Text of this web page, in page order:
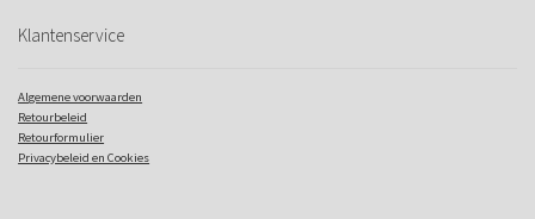
Klantenservice
Algemene voorwaarden
Retourbeleid
Retourformulier
Privacybeleid en Cookies